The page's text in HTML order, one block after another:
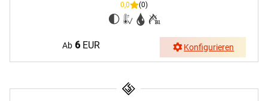
0,0 (0)
Ab 6EUR Konfigurieren